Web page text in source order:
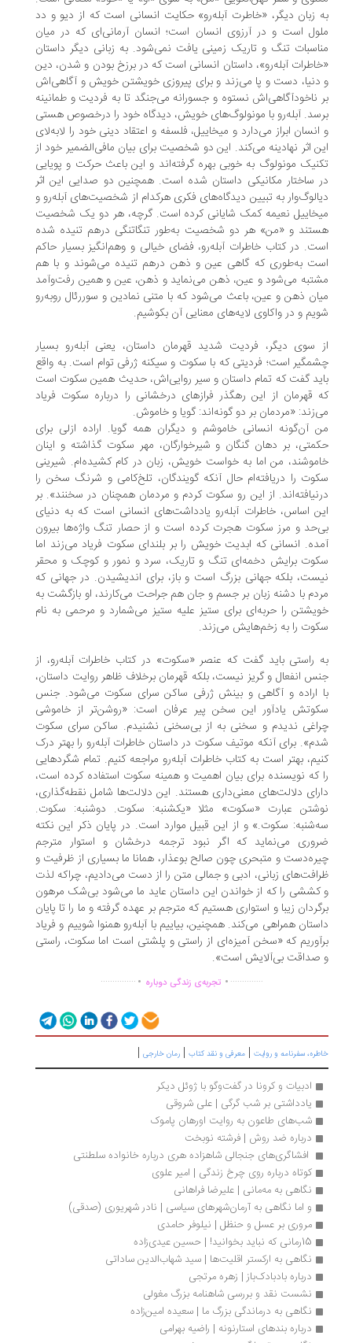
زبان دیگر، «خاطرت آبله‌رو» حکایت انسانی است که از دیو و دد
است و در آرزوی انسان است؛ انسان آرمانی‌ای که در میان
تنگ و تاریک زمینی یافت نمی‌شود. به زبانی دیگر داستان
آبله‌رو»، داستان انسانی است که در برزخ بودن و شدن، دین
دست و پا می‌زند و برای پیروزی خویشتن خویش و آگاهی‌اش
ناخودآگاهی‌اش نستوه و جسورانه می‌جنگد تا به فردیت و طمانینه
آبله‌رو با مونولوگ‌های خویش، دیدگاه خود را درخصوص هستی
ابراز می‌دارد و میخاییل، فلسفه و اعتقاد دینی خود را لابه‌لای
اثر نهادینه می‌کند. این دو شخصیت برای بیان مافی‌الضمیر خود از
مونولوگ به خوبی بهره گرفته‌اند و این باعث حرکت و پویایی
ساختار مکانیکی داستان شده است. همچنین دو صدایی این اثر
به تبیین دیدگاه‌های فکری هرکدام از شخصیت‌های آبله‌رو و
نعیمه کمک شایانی کرده است. گرچه، هر دو یک شخصیت
و «من» هر دو شخصیت به‌طور تنگاتنگی درهم تنیده شده
در کتاب خاطرات آبله‌رو، فضای خیالی و وهم‌انگیز بسیار حاکم
به‌طوری که گاهی عین و ذهن درهم تنیده می‌شوند و با هم
می‌شود و عین، ذهن می‌نماید و ذهن، عین و همین رفت‌وآمد
ذهن و عین، باعث می‌شود که با متنی نمادین و سوررئال روبه‌رو
و در واکاوی لایه‌های معنایی آن بکوشیم.
سوی دیگر، فردیت شدید قهرمان داستان، یعنی آبله‌رو بسیار
است؛ فردیتی که با سکوت و سیکنه ژرفی توام است. به واقع
گفت که تمام داستان و سیر روایی‌اش، حدیث همین سکوت است
قهرمان از این رهگذر فرازهای درخشانی را درباره سکوت فریاد
«مردمان بر دو گونه‌اند: گویا و خاموش.
آن‌گونه انسانی خاموشم و دیگران همه گویا. اراده ازلی برای
بر دهان گنگان و شیرخوارگان، مهر سکوت گذاشته و اینان
من اما به خواست خویش، زبان در کام کشیده‌ام. شیرینی
را دریافته‌ام حال آنکه گویندگان، تلخ‌کامی و شرنگ سخن را
از این رو سکوت کردم و مردمان همچنان در سخنند». بر
اساس، خاطرات آبله‌رو یادداشت‌های انسانی است که به دنیای
و مرز سکوت هجرت کرده است و از حصار تنگ واژه‌ها بیرون
انسانی که ابدیت خویش را بر بلندای سکوت فریاد می‌زند اما
برایش دخمه‌ای تنگ و تاریک، سرد و نمور و کوچک و محقر
بلکه جهانی بزرگ است و باز، برای اندیشیدن. در جهانی که
با دشنه زبان بر جسم و جان هم جراحت می‌کارند، او بازگشت به
را حربه‌ای برای ستیز علیه ستیز می‌شمارد و مرحمی به نام
را به زخم‌هایش می‌زند.
راستی باید گفت که عنصر «سکوت» در کتاب خاطرات آبله‌رو، از
انفعال و گریز نیست، بلکه قهرمان برخلاف ظاهر روایت داستان،
اراده و آگاهی و بینش ژرفی ساکن سرای سکوت می‌شود. جنس
یادآور این سخن پیر عرفان است: «روشن‌تر از خاموشی
ندیدم و سخنی به از بی‌سخنی نشنیدم. ساکن سرای سکوت
برای آنکه موتیف سکوت در داستان خاطرات آبله‌رو را بهتر درک
بهتر است به کتاب خاطرات آبله‌رو مراجعه کنیم. تمام شگردهایی
که نویسنده برای بیان اهمیت و همینه سکوت استفاده کرده است،
دلالت‌های معنی‌داری هستند. این دلالت‌ها شامل نقطه‌گذاری،
عبارت «سکوت» مثلا «یکشنبه: سکوت. دوشنبه: سکوت.
سکوت.» و از این قبیل موارد است. در پایان ذکر این نکته
می‌نماید که اگر نبود ترجمه درخشان و استوار مترجم
و متبحری چون صالح بوعذار، همانا ما بسیاری از ظرفیت و
زبانی، ادبی و جمالی متن را از دست می‌دادیم، چراکه لذت
را که از خواندن این داستان عاید ما می‌شود بی‌شک مرهون
زیبا و استواری هستیم که مترجم بر عهده گرفته و ما را تا پایان
همراهی می‌کند. همچنین، بیاییم با آبله‌رو همنوا شوییم و فریاد
که «سخن آمیزه‌ای از راستی و پلشتی است اما سکوت، راستی
بی‌آلایش است».
............... .تجربه‌ی زندگی دوباره ...............
سفرنامه‌ و روایت|معرفی و نقد کتاب|رمان خارجی|
ادبیات و کرونا در گفت‌وگو با ژوئل دیکر
یادداشتی بر شب گرگی | علی شروقی
شب‌های طاعون به روایت اورهان پاموک
درباره ضد روش | فرشته نوبخت
افشاگری‌های جنجالی شاهزاده هری درباره خانواده سلطنتی
کوتاه درباره روی چرخ زندگی | امیر علوی
نگاهی به مه‌مانی | علیرضا فراهانی
و اما نگاهی به آرمان‌شهرهای سیاسی | نادر شهریوری (صدقی)
مروری بر عسل و حنظل | نیلوفر حامدی
نگاهی به ارکستر اقلیت‌ها | سید‌ شهاب‌الدین ساداتی
درباره بادبادک‌باز | زهره مرتجی
نشست نقد و بررسی شاهنامه بزرگ مغولی
نگاهی به درماندگی بزرگ ما | سعیده امین‌زاده
درباره بندهای استارنونه | راضیه بهرامی